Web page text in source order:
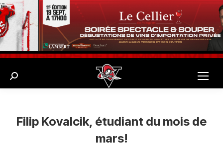
Search:
Filip Kovalcik, étudiant du mois de
mars!